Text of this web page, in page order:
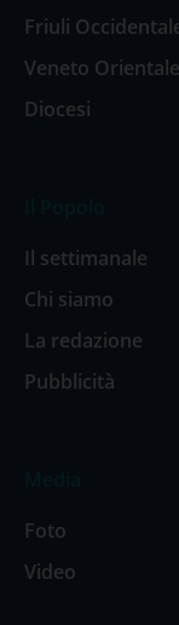
Friuli
Veneto Orientale
Diocesi
Il settimanale
Chi siamo
La redazione
Pubblicità
Foto
Video